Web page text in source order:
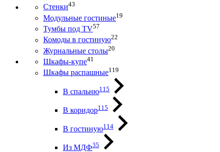
Стенки43
Модульные гостиные19
Тумбы под ТV57
Комоды в гостиную22
Журнальные столы20
Шкафы-купе41
Шкафы распашные119
В спальню115
В коридор115
В гостиную114
Из МДФ35